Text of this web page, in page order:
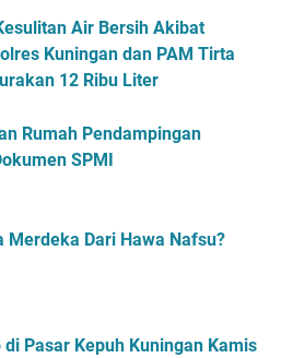
Air Bersih Akibat
Kuningan dan PAM Tirta
12 Ribu Liter
Rumah Pendampingan
SPMI
Merdeka Dari Hawa Nafsu?
Pasar Kepuh Kuningan Kamis